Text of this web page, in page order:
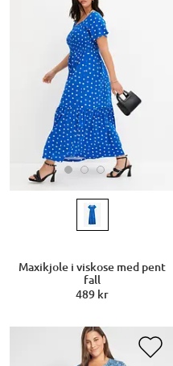
Maxikjole i viskose med pent
fall
489 kr